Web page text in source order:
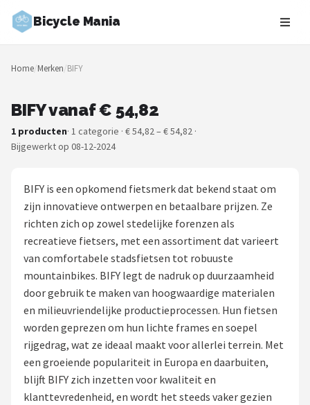
Bicycle Mania
Zoeken
NAVIGATIE
Merken
Fietsroutes
Kinderfietsen
Stadsfietsen
Elektrische fietsen
Mountainbikes
Shop
POPULAIRE MERKEN
Home/Merken/BIFY
BIFY vanaf € 54,82
1 producten· 1 categorie · € 54,82 – € 54,82 ·
Bijgewerkt op 08-12-2024
BIFY is een opkomend fietsmerk dat bekend staat om
zijn innovatieve ontwerpen en betaalbare prijzen. Ze
richten zich op zowel stedelijke forenzen als
recreatieve fietsers, met een assortiment dat varieert
van comfortabele stadsfietsen tot robuuste
mountainbikes. BIFY legt de nadruk op duurzaamheid
door gebruik te maken van hoogwaardige materialen
en milieuvriendelijke productieprocessen. Hun fietsen
worden geprezen om hun lichte frames en soepel
rijgedrag, wat ze ideaal maakt voor allerlei terrein. Met
een groeiende populariteit in Europa en daarbuiten,
blijft BIFY zich inzetten voor kwaliteit en
klanttevredenheid, en wordt het steeds vaker gezien